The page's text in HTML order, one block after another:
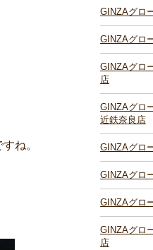
ね。
GINZAグロ
GINZAグロ
GINZAグロ
店
GINZAグロ
近鉄奈良店
GINZAグロ
GINZAグロ
GINZAグロ
GINZAグロ
店